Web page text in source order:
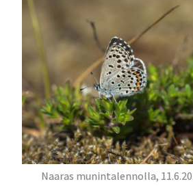
Naaras munintalennolla,